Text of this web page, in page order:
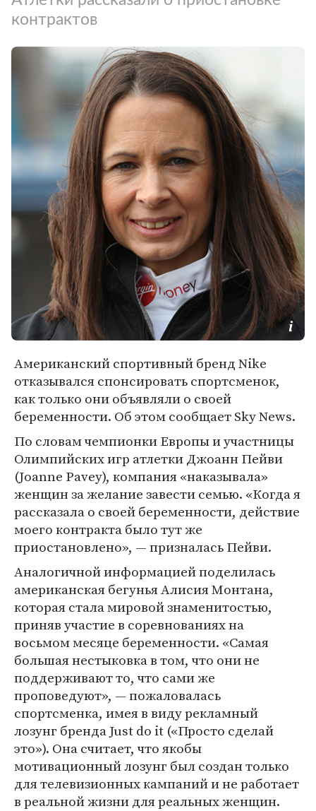
контрактов
Американский спортивный бренд Nike
отказывался спонсировать спортсменок,
как только они объявляли о своей
беременности. Об этом сообщает Sky News.
По словам чемпионки Европы и участницы
Олимпийских игр атлетки Джоанн Пейви
(Joanne Pavey), компания «наказывала»
женщин за желание завести семью. «Когда я
рассказала о своей беременности, действие
моего контракта было тут же
приостановлено», — призналась Пейви.
Аналогичной информацией поделилась
американская бегунья Алисия Монтана,
которая стала мировой знаменитостью,
приняв участие в соревнованиях на
восьмом месяце беременности. «Самая
большая нестыковка в том, что они не
поддерживают то, что сами же
проповедуют», — пожаловалась
спортсменка, имея в виду рекламный
лозунг бренда Just do it («Просто сделай
это»). Она считает, что якобы
мотивационный лозунг был создан только
для телевизионных кампаний и не работает
в реальной жизни для реальных женщин.